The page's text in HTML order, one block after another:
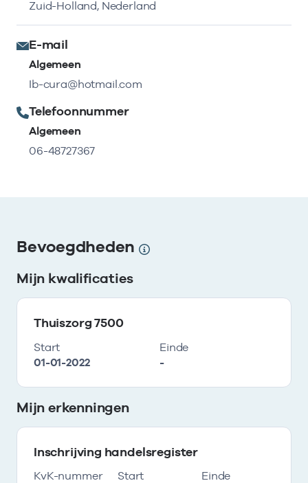
Zuid-Holland, Nederland
E-mail
Algemeen
Ib-cura@hotmail.com
Telefoonnummer
Algemeen
06-48727367
Bevoegdheden
Mijn kwalificaties
Thuiszorg 7500
Start
01-01-2022
Einde
-
Mijn erkenningen
Inschrijving handelsregister
KvK-nummer
Start
Einde